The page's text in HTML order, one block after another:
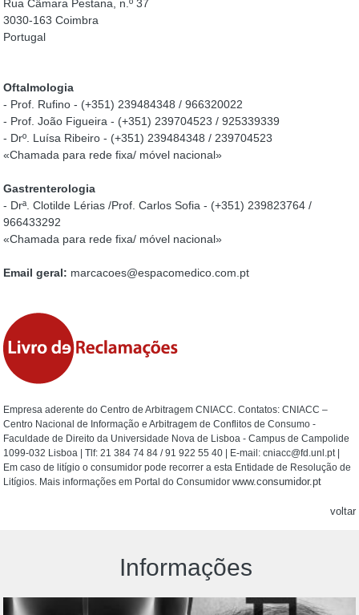
Rua Câmara Pestana, n.º 37
3030-163 Coimbra
Portugal
Oftalmologia
- Prof. Rufino - (+351) 239484348 / 966320022
- Prof. João Figueira - (+351) 239704523 / 925339339
- Drº. Luísa Ribeiro - (+351) 239484348 / 239704523
«Chamada para rede fixa/ móvel nacional»
Gastrenterologia
- Drª. Clotilde Lérias /Prof. Carlos Sofia - (+351) 239823764 /
966433292
«Chamada para rede fixa/ móvel nacional»
Email geral: marcacoes@espacomedico.com.pt
Empresa aderente do Centro de Arbitragem CNIACC. Contatos: CNIACC –
Centro Nacional de Informação e Arbitragem de Conflitos de Consumo -
Faculdade de Direito da Universidade Nova de Lisboa - Campus de Campolide
1099-032 Lisboa | Tlf: 21 384 74 84 / 91 922 55 40 | E-mail: cniacc@fd.unl.pt |
Em caso de litígio o consumidor pode recorrer a esta Entidade de Resolução de
Litígios. Mais informações em Portal do Consumidorwww.consumidor.pt
voltar
Informações